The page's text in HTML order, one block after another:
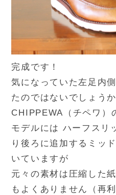
完成です！
気になっていた左足内
たのではないでしょうか
CHIPPEWA（チペワ）
モデルには ハーフスリ
り後ろに追加するミッ
いていますが
元々の素材は圧縮した
もよくありません（再